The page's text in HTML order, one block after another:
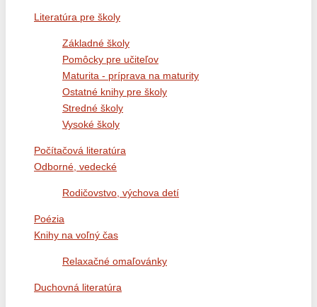
Literatúra pre školy
Základné školy
Pomôcky pre učiteľov
Maturita - príprava na maturity
Ostatné knihy pre školy
Stredné školy
Vysoké školy
Počítačová literatúra
Odborné, vedecké
Rodičovstvo, výchova detí
Poézia
Knihy na voľný čas
Relaxačné omaľovánky
Duchovná literatúra